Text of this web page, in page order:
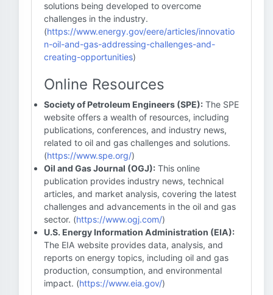
solutions being developed to overcome
challenges in the industry.
(https://www.energy.gov/eere/articles/innovatio
n-oil-and-gas-addressing-challenges-and-
creating-opportunities)
Online Resources
Society of Petroleum Engineers (SPE): The SPE
website offers a wealth of resources, including
publications, conferences, and industry news,
related to oil and gas challenges and solutions.
(https://www.spe.org/)
Oil and Gas Journal (OGJ): This online
publication provides industry news, technical
articles, and market analysis, covering the latest
challenges and advancements in the oil and gas
sector. (https://www.ogj.com/)
U.S. Energy Information Administration (EIA):
The EIA website provides data, analysis, and
reports on energy topics, including oil and gas
production, consumption, and environmental
impact. (https://www.eia.gov/)